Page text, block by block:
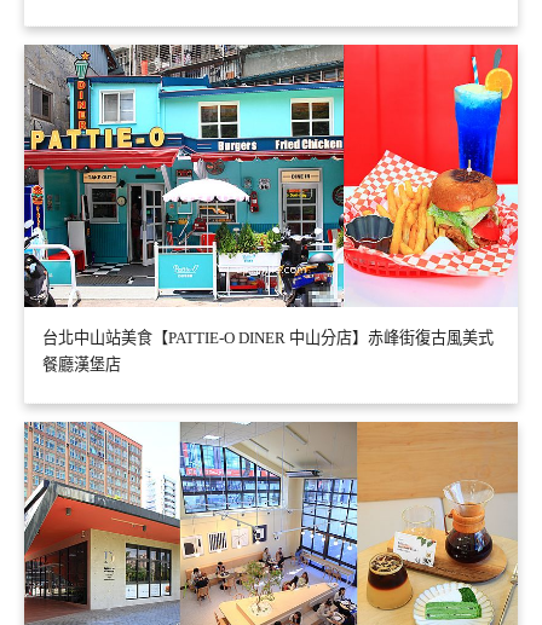
台北中山站美食【PATTIE-O DINER 中山分店】赤峰街復古風美式
餐廳漢堡店